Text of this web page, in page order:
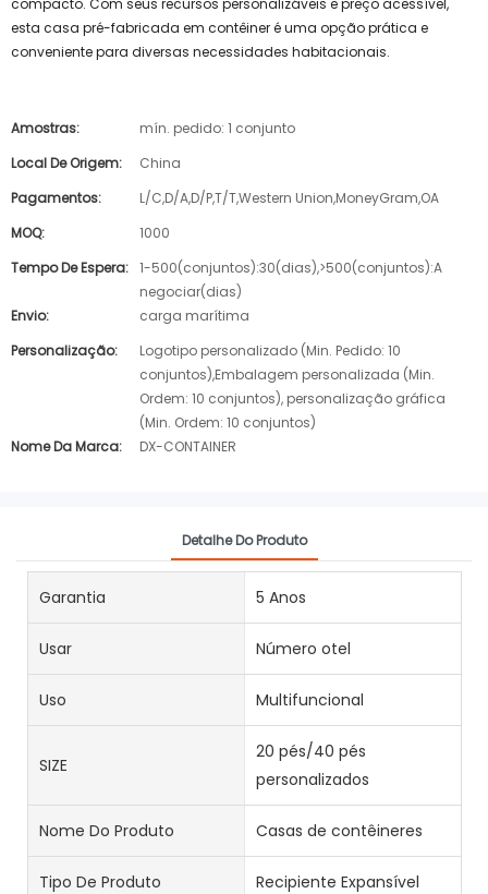
compacto. Com seus recursos personalizáveis ​​e preço acessível,
esta casa pré-fabricada em contêiner é uma opção prática e
conveniente para diversas necessidades habitacionais.
Amostras:
mín. pedido: 1 conjunto
Local De Origem:
China
Pagamentos:
L/C,D/A,D/P,T/T,Western Union,MoneyGram,OA
MOQ:
1000
Tempo De Espera: 1-500(conjuntos):30(dias),>500(conjuntos):A
negociar(dias)
Envio:
carga marítima
Personalização:
Logotipo personalizado (Min. Pedido: 10
conjuntos),Embalagem personalizada (Min.
Ordem: 10 conjuntos), personalização gráfica
(Min. Ordem: 10 conjuntos)
Nome Da Marca:
DX-CONTAINER
Detalhe Do Produto
Garantia 5 Anos
Usar Número otel
Uso Multifuncional
SIZE
20 pés/40 pés
personalizados
Nome Do Produto Casas de contêineres
Tipo De Produto Recipiente Expansível